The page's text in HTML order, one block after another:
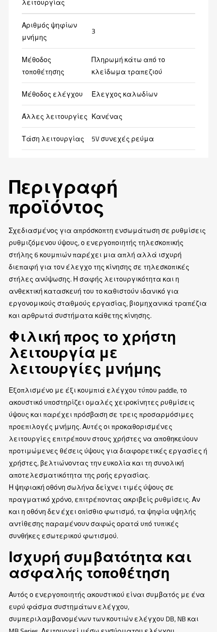
λειτουργίας
Αριθμός ψηφίων
μνήμης
3
Μέθοδος
τοποθέτησης
Πληρωμή κάτω από το
κλείδωμα τραπεζιού
Μέθοδος ελέγχου Έλεγχος καλωδίων
Άλλες λειτουργίες Κανένας
Τάση λειτουργίας 5V συνεχές ρεύμα
Περιγραφή
προϊόντος
Σχεδιασμένος για απρόσκοπτη ενσωμάτωση σε ρυθμίσεις
ρυθμιζόμενου ύψους, ο ενεργοποιητής τηλεσκοπικής
στήλης 6 κουμπιών παρέχει μια απλή αλλά ισχυρή
διεπαφή για τον έλεγχο της κίνησης σε τηλεσκοπικές
στήλες ανύψωσης. Η σαφής λειτουργικότητα και η
ανθεκτική κατασκευή του το καθιστούν ιδανικό για
εργονομικούς σταθμούς εργασίας, βιομηχανικά τραπέζια
και αρθρωτά συστήματα κάθετης κίνησης.
Φιλική προς το χρήστη
λειτουργία με
λειτουργίες μνήμης
Εξοπλισμένο με έξι κουμπιά ελέγχου τύπου paddle, το
ακουστικό υποστηρίζει ομαλές χειροκίνητες ρυθμίσεις
ύψους και παρέχει πρόσβαση σε τρεις προσαρμόσιμες
προεπιλογές μνήμης. Αυτές οι προκαθορισμένες
λειτουργίες επιτρέπουν στους χρήστες να αποθηκεύουν
προτιμώμενες θέσεις ύψους για διαφορετικές εργασίες ή
χρήστες, βελτιώνοντας την ευκολία και τη συνολική
αποτελεσματικότητα της ροής εργασίας.
Η ψηφιακή οθόνη σωλήνα δείχνει τιμές ύψους σε
πραγματικό χρόνο, επιτρέποντας ακριβείς ρυθμίσεις. Αν
και η οθόνη δεν έχει οπίσθιο φωτισμό, τα ψηφία υψηλής
αντίθεσης παραμένουν σαφώς ορατά υπό τυπικές
συνθήκες εσωτερικού φωτισμού.
Ισχυρή συμβατότητα και
ασφαλής τοποθέτηση
Αυτός ο ενεργοποιητής ακουστικού είναι συμβατός με ένα
ευρύ φάσμα συστημάτων ελέγχου,
συμπεριλαμβανομένων των κουτιών ελέγχου DB, NB και